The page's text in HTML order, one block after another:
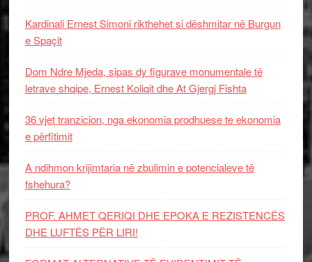
Kardinali Ernest Simoni rikthehet si dëshmitar në Burgun
e Spaçit
Dom Ndre Mjeda, sipas dy figurave monumentale të
letrave shqipe, Ernest Koliqit dhe At Gjergj Fishta
36 vjet tranzicion, nga ekonomia prodhuese te ekonomia
e përfitimit
A ndihmon krijimtaria në zbulimin e potencialeve të
fshehura?
PROF. AHMET QERIQI DHE EPOKA E REZISTENCЁS
DHE LUFTЁS PЁR LIRI!